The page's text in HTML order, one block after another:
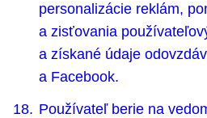
personalizácie reklám,
a zisťovania
a získané údaje
a Facebook.
Používateľ berie na